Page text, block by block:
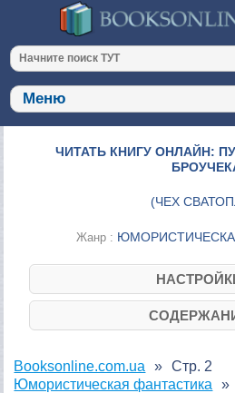
ЧИТАТЬ КНИГУ ОНЛАЙН:
(ЧЕХ
Жанр :
Booksonline.com.ua
Юмористическая фантастика
Стр. 2